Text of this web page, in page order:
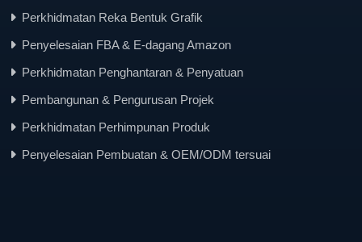
Perkhidmatan Reka Bentuk Grafik
Penyelesaian FBA & E-dagang Amazon
Perkhidmatan Penghantaran & Penyatuan
Pembangunan & Pengurusan Projek
Perkhidmatan Perhimpunan Produk
Penyelesaian Pembuatan & OEM/ODM tersuai